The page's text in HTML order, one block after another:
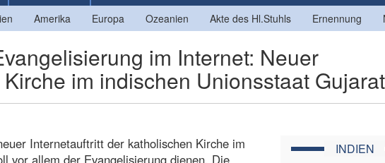
Amerika Europa Ozeanien Akte des Hl.Stuhls Ernennung
im Internet: Neuer
im indischen Unionsstaat Gujarat
INDIEN
Internetauftritt der katholischen Kirche im
vor allem der Evangelisierung dienen. Die